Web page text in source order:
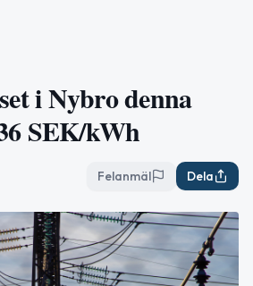
i Nybro denna
SEK/kWh
Felanmäl Dela